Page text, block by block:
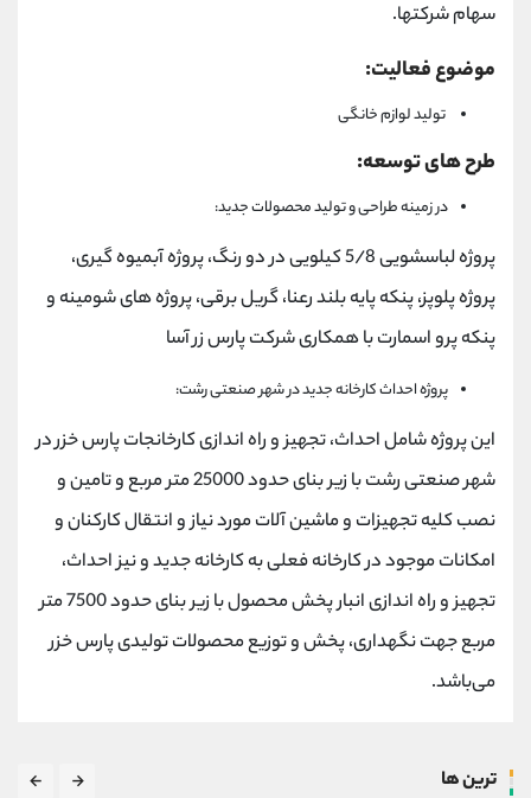
ﺳﻬﺎم ﺷﺮﻛﺘﻬﺎ.
موضوع فعالیت:
تولید لوازم خانگی
طرح های توسعه:
در زمینه طراحی و تولید محصولات جدید:
پروژه لباسشویی 5/8 کیلویی در دو رنگ، پروژه آبمیوه گیری،
پروژه پلوپز، پنکه پایه بلند رعنا، گریل برقی، پروژه های شومینه و
پنکه پرو اسمارت با همکاری شرکت پارس زر آسا
پروژه احداث کارخانه جدید در شهر صنعتی رشت:
این پروژه شامل احداث، تجهیز و راه اندازی کارخانجات پارس خزر در
شهر صنعتی رشت با زیر بنای حدود 25000 متر مربع و تامین و
نصب کلیه تجهیزات و ماشین آلات مورد نیاز و انتقال کارکنان و
امکانات موجود در کارخانه فعلی به کارخانه جدید و نیز احداث،
تجهیز و راه اندازی انبار پخش محصول با زیر بنای حدود 7500 متر
مربع جهت نگهداری، پخش و توزیع محصولات تولیدی پارس خزر
می‌باشد.
ترین ها